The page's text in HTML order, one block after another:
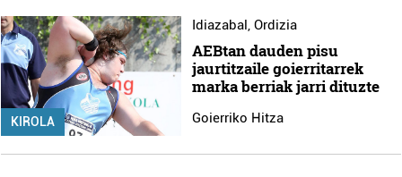
KIROLA
Idiazabal, Ordizia
AEBtan dauden pisu
jaurtitzaile goierritarrek
marka berriak jarri dituzte
Goierriko Hitza